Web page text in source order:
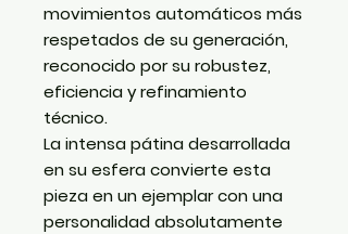
movimientos automáticos más
respetados de su generación,
reconocido por su robustez,
eficiencia y refinamiento
técnico.
La intensa pátina desarrollada
en su esfera convierte esta
pieza en un ejemplar con una
personalidad absolutamente